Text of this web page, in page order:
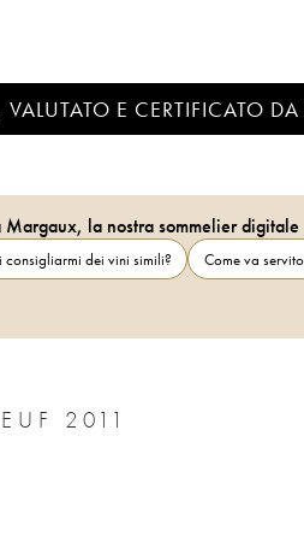
E CERTIFICATO
la nostra sommelier digitale
consigliarmi dei vini simili? Come va
CHÂTEAU TERTRE ROTEBOEUF 2011